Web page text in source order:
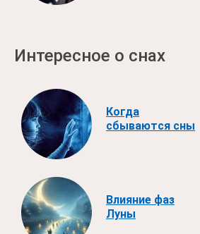
Интересное о снах
Когда
сбываются сны
Влияние фаз
Луны